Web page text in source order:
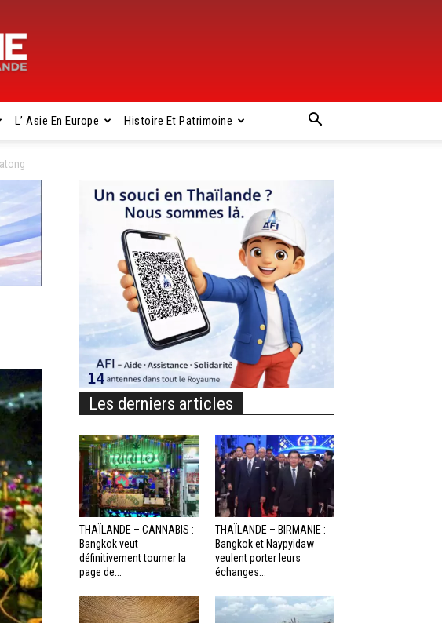
L’ Asie En Europe Histoire Et Patrimoine
Les derniers articles
THAÏLANDE – CANNABIS :
Bangkok veut
définitivement tourner la
page de...
THAÏLANDE – BIRMANIE :
Bangkok et Naypyidaw
veulent porter leurs
échanges...